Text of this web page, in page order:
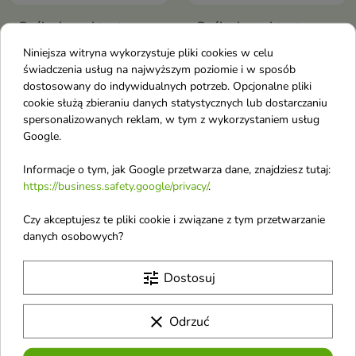
Baśka humektantowy
Szampon do włosów
Malina 500 ml
Humektantowy szampon do
włosów
Baśka humektantowa
Odżywka do włosów
Malina 250 ml
Odżywka humektantowa
wzmacniająca do włosów
zniszczonych i cienkich
jogutrowo-mleczna
Baśka Odżywka do
włosów zwiększająca
objętość Jabłko 250 ml
Niniejsza witryna wykorzystuje pliki cookies w celu
świadczenia usług na najwyższym poziomie i w sposób
dostosowany do indywidualnych potrzeb. Opcjonalne pliki
cookie służą zbieraniu danych statystycznych lub dostarczaniu
spersonalizowanych reklam, w tym z wykorzystaniem usług
Google.
Informacje o tym, jak Google przetwarza dane, znajdziesz tutaj:
https://business.safety.google/privacy/.
Czy akceptujesz te pliki cookie i związane z tym przetwarzanie
danych osobowych?
tune Dostosuj
clear Odrzuć